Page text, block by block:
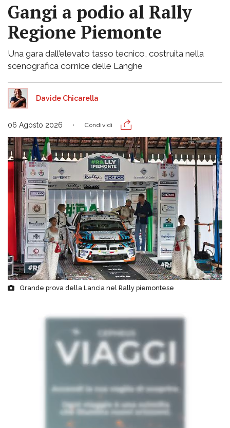
Gangi a podio al Rally
Regione Piemonte
Una gara dall’elevato tasso tecnico, costruita nella
scenografica cornice delle Langhe
Davide Chicarella
06 Agosto 2026 Condividi
Grande prova della Lancia nel Rally piemontese